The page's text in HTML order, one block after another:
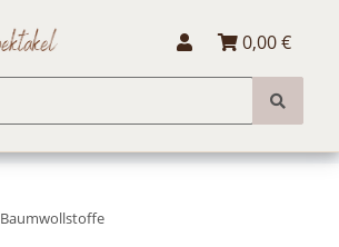
0,00 €
Baumwollstoffe